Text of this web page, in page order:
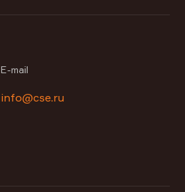
E-mail
info@cse.ru